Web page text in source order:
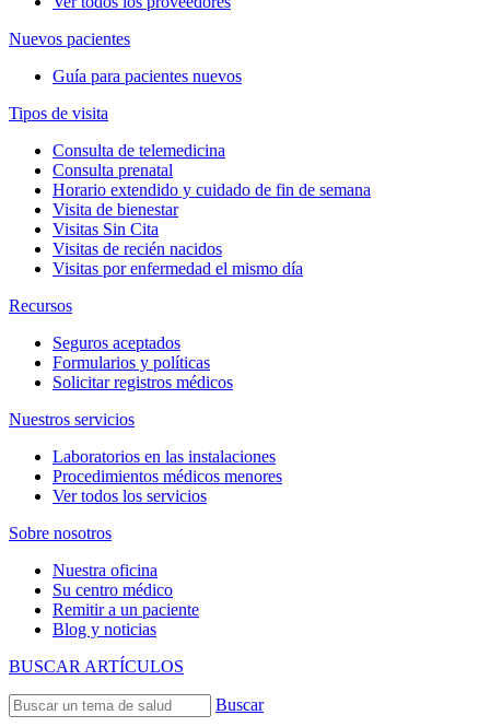
Nuevos pacientes
Guía para pacientes nuevos
Tipos de visita
Consulta de telemedicina
Consulta prenatal
Horario extendido y cuidado de fin de semana
Visita de bienestar
Visitas Sin Cita
Visitas de recién nacidos
Visitas por enfermedad el mismo día
Recursos
Seguros aceptados
Formularios y políticas
Solicitar registros médicos
Nuestros servicios
Laboratorios en las instalaciones
Procedimientos médicos menores
Ver todos los servicios
Sobre nosotros
Nuestra oficina
Su centro médico
Remitir a un paciente
Blog y noticias
BUSCAR ARTÍCULOS
Buscar